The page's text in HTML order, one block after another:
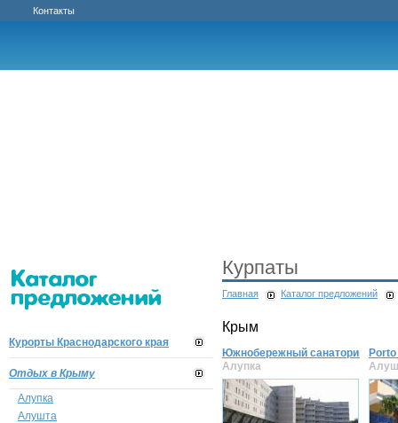
Контакты
Курорты Краснодарского края
Отдых в Крыму
Алупка
Алушта
Курпаты
Главная Каталог предложений
Крым
Южнобережный санаторий
Алупка